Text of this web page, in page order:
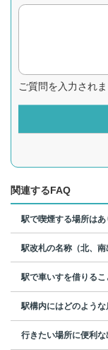
ご質問を入力され
関連するFAQ
駅で喫煙する場所はあ
駅改札の名称（北、
駅で車いすを借りる
駅構内にはどのよう
行きたい場所に便利